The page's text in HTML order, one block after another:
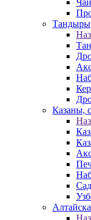
Чай
Тандыры
Казаны,